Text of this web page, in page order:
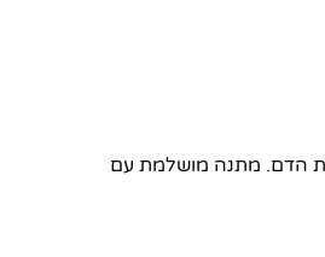
זרימת הדם. מתנה מושלמת עם